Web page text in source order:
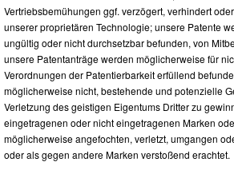
Vertriebsbemühungen ggf. verzögert, verhindert
unserer proprietären Technologie; unsere Patente
ungültig oder nicht durchsetzbar befunden, von
unsere Patentanträge werden möglicherweise für
Verordnungen der Patentierbarkeit erfüllend
möglicherweise nicht, bestehende und potenzielle
Verletzung des geistigen Eigentums Dritter zu
eingetragenen oder nicht eingetragenen Marken
möglicherweise angefochten, verletzt, umgangen
oder als gegen andere Marken verstoßend erachtet.